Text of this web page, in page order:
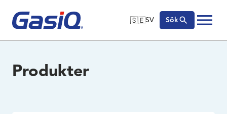
Hoppa till innehåll
🇸🇪SV
🇬🇧English
Sök
Produkter